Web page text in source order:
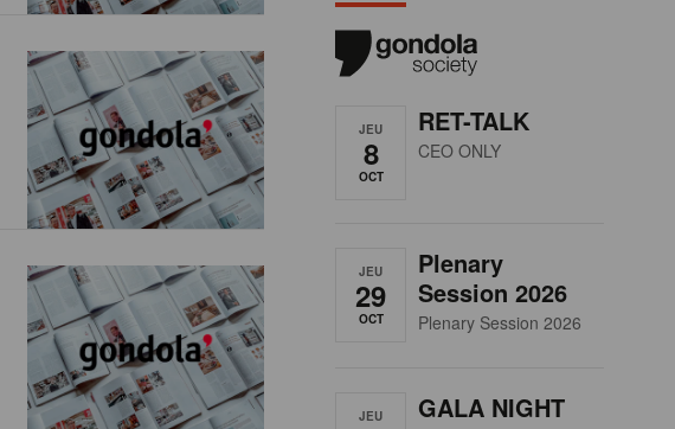
JEU
8
OCT
RET-TALK
CEO ONLY
JEU
29
OCT
Plenary
Session 2026
Plenary Session 2026
JEU
GALA NIGHT